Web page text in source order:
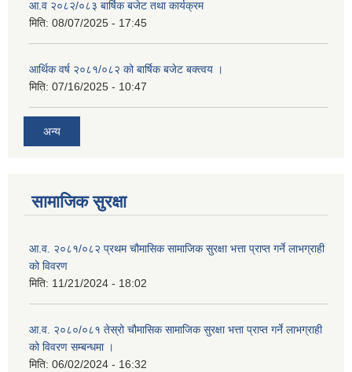
आ.व २०८२/०८३ बार्षिक बजेट तथा कार्यक्रम
मिति: 08/07/2025 - 17:45
आर्थिक वर्ष २०८१/०८२ को बार्षिक बजेट बक्त्वय ।
मिति: 07/16/2025 - 10:47
अन्य
सामाजिक सुरक्षा
आ.व. २०८१/०८२ प्रथम चौमासिक सामाजिक सुरक्षा भत्ता प्राप्त गर्ने लाभग्राही
को विवरण
मिति: 11/21/2024 - 18:02
आ.व. २०८०/०८१ तेस्रो चौमासिक सामाजिक सुरक्षा भत्ता प्राप्त गर्ने लाभग्राही
को विवरण सम्बन्धमा ।
मिति: 06/02/2024 - 16:32